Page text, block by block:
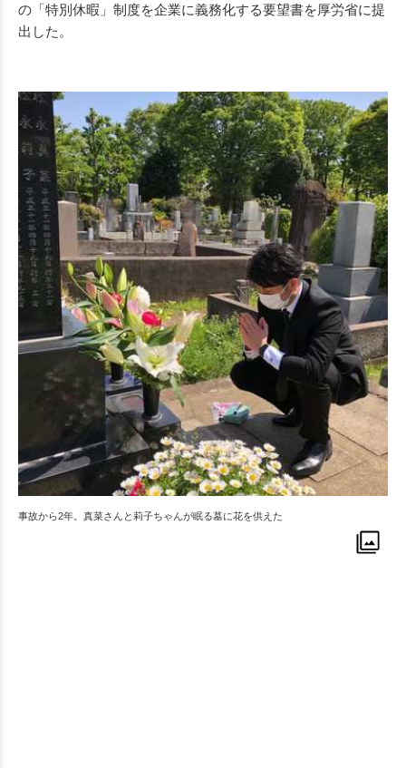
の「特別休暇」制度を企業に義務化する要望書を厚労省に提
出した。
事故から2年。真菜さんと莉子ちゃんが眠る墓に花を供えた